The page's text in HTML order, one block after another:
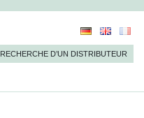
RECHERCHE D’UN DISTRIBUTEUR